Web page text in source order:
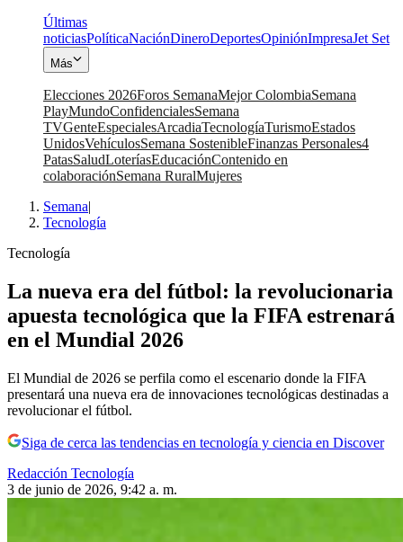
Últimas
noticiasPolíticaNaciónDineroDeportesOpiniónImpresaJet Set
Más
Elecciones 2026Foros SemanaMejor ColombiaSemana
PlayMundoConfidencialesSemana
TVGenteEspecialesArcadiaTecnologíaTurismoEstados
UnidosVehículosSemana SostenibleFinanzas Personales4
PatasSaludLoteríasEducaciónContenido en
colaboraciónSemana RuralMujeres
Semana|
Tecnología
Tecnología
La nueva era del fútbol: la revolucionaria
apuesta tecnológica que la FIFA estrenará
en el Mundial 2026
El Mundial de 2026 se perfila como el escenario donde la FIFA
presentará una nueva era de innovaciones tecnológicas destinadas a
revolucionar el fútbol.
Siga de cerca las tendencias en tecnología y ciencia en Discover
Redacción Tecnología
3 de junio de 2026, 9:42 a. m.